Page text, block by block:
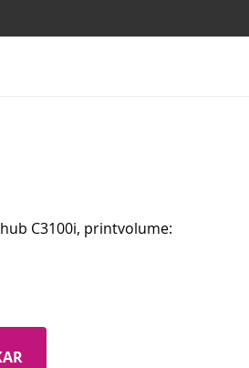
C3100i, printvolume: